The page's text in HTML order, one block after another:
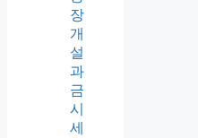
장
개
설
과
금
시
세